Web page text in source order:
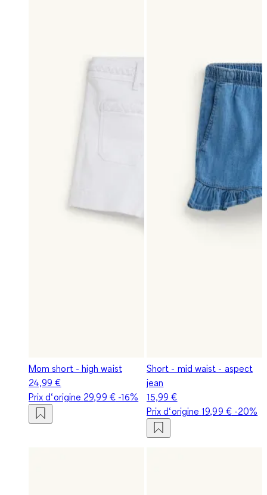
Mom short - high waist
24,99 €
Prix d‘origine 29,99 €-16%
Short - mid waist - aspect
jean
15,99 €
Prix d‘origine19,99 €-20%